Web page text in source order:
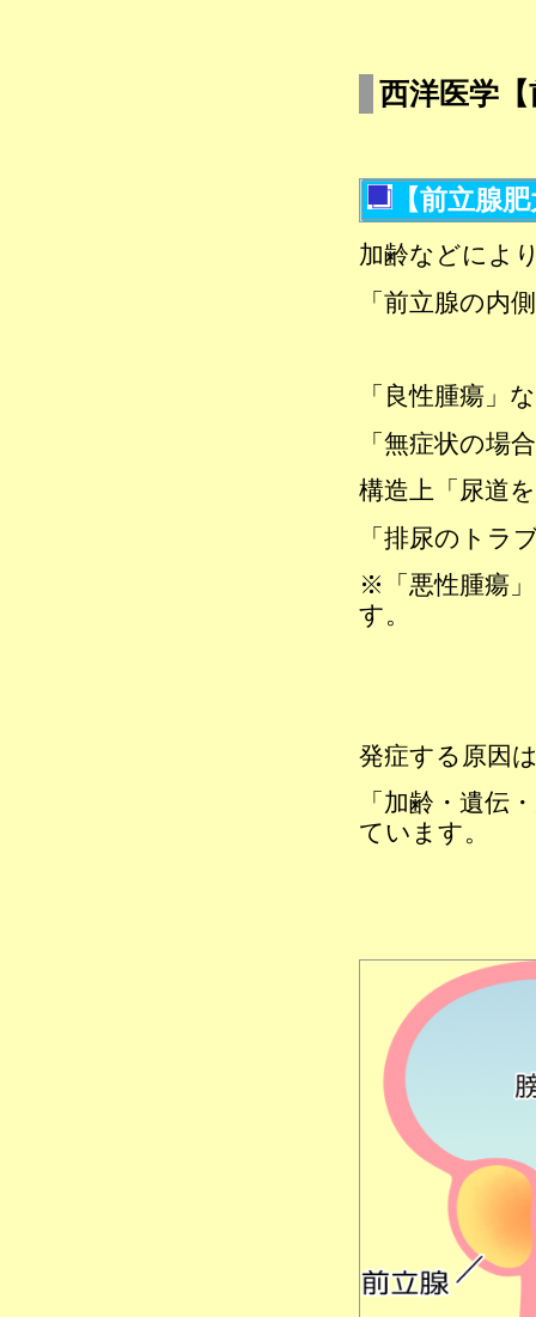
西洋医学
【前立腺
加齢などによ
「前立腺の内
「良性腫瘍」
「無症状の場
構造上「尿道
「排尿のトラ
※「悪性腫瘍
す。
発症する原因
「加齢・遺伝
ています。